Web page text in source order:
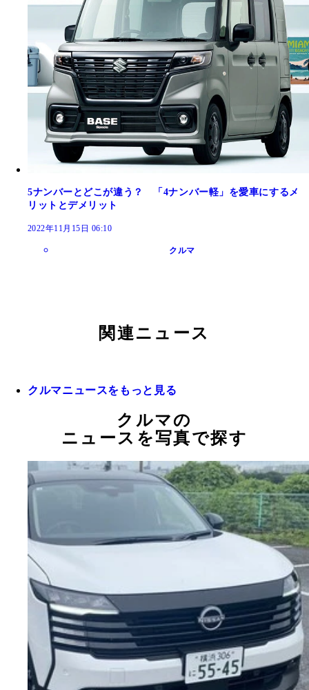
5ナンバーとどこが違う？ 「4ナンバー軽」を愛車にするメ
リットとデメリット
2022年11月15日 06:10
クルマ
関連ニュース
クルマニュースをもっと見る
クルマの
ニュースを写真で探す